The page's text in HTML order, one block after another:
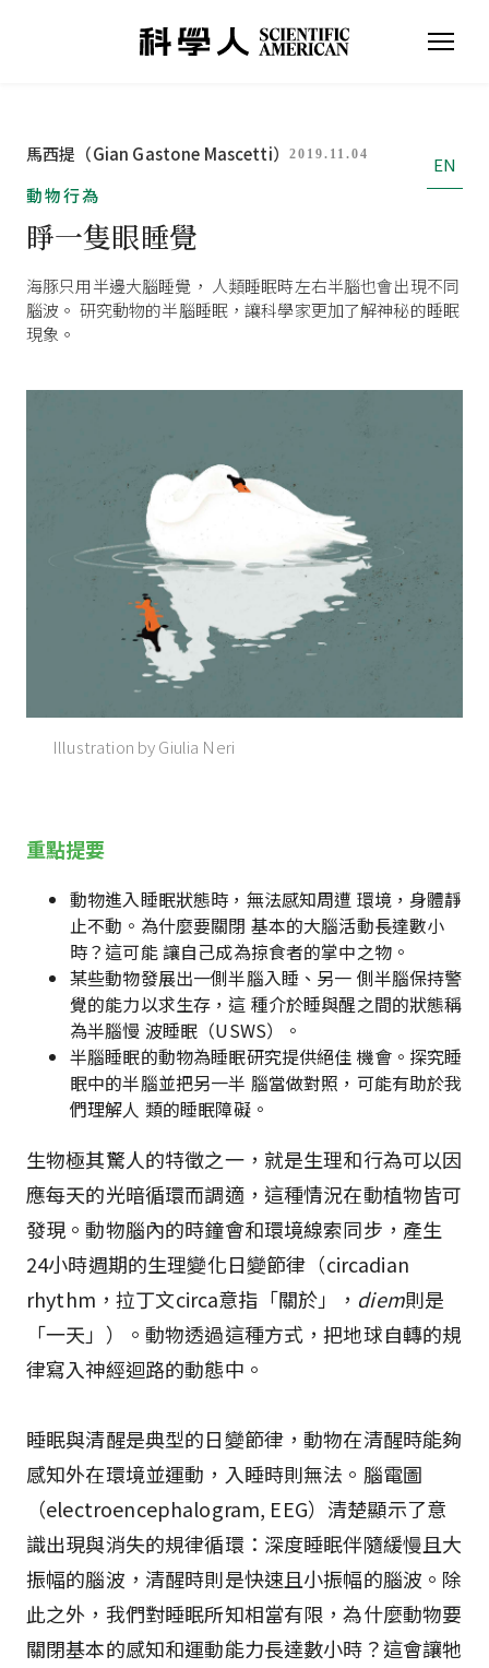
馬西提（Gian Gastone Mascetti） 2019.11.04
EN
動物行為
睜一隻眼睡覺
海豚只用半邊大腦睡覺， 人類睡眠時左右半腦也會出現不同
腦波。 研究動物的半腦睡眠，讓科學家更加了解神秘的睡眠
現象。
Illustration by Giulia Neri
重點提要
動物進入睡眠狀態時，無法感知周遭 環境，身體靜
止不動。為什麼要關閉 基本的大腦活動長達數小
時？這可能 讓自己成為掠食者的掌中之物。
某些動物發展出一側半腦入睡、另一 側半腦保持警
覺的能力以求生存，這 種介於睡與醒之間的狀態稱
為半腦慢 波睡眠（USWS）。
半腦睡眠的動物為睡眠研究提供絕佳 機會。探究睡
眠中的半腦並把另一半 腦當做對照，可能有助於我
們理解人 類的睡眠障礙。
生物極其驚人的特徵之一，就是生理和行為可以因
應每天的光暗循環而調適，這種情況在動植物皆可
發現。動物腦內的時鐘會和環境線索同步，產生
24小時週期的生理變化――日變節律（circadian
rhythm，拉丁文circa意指「關於」， diem則是
「一天」）。動物透過這種方式，把地球自轉的規
律寫入神經迴路的動態中。
睡眠與清醒是典型的日變節律，動物在清醒時能夠
感知外在環境並運動，入睡時則無法。腦電圖
（electroencephalogram, EEG）清楚顯示了意
識出現與消失的規律循環：深度睡眠伴隨緩慢且大
振幅的腦波，清醒時則是快速且小振幅的腦波。除
此之外，我們對睡眠所知相當有限，為什麼動物要
關閉基本的感知和運動能力長達數小時？這會讓牠